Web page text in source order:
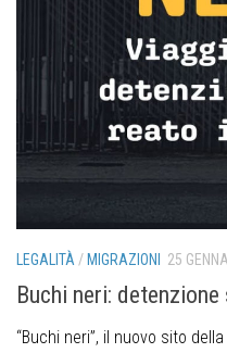
LEGALITÀ/ MIGRAZIONI 25
Buchi neri:
“Buchi neri”, il nuovo sito